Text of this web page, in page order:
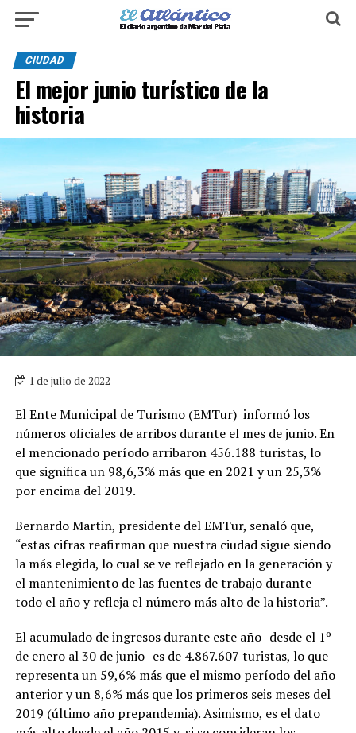
CIUDAD
El mejor junio turístico de la
historia
1 de julio de 2022
El Ente Municipal de Turismo (EMTur) informó los
números oficiales de arribos durante el mes de junio. En
el mencionado período arribaron 456.188 turistas, lo
que significa un 98,6,3% más que en 2021 y un 25,3%
por encima del 2019.
Bernardo Martin, presidente del EMTur, señaló que,
“estas cifras reafirman que nuestra ciudad sigue siendo
la más elegida, lo cual se ve reflejado en la generación y
el mantenimiento de las fuentes de trabajo durante
todo el año y refleja el número más alto de la historia”.
El acumulado de ingresos durante este año -desde el 1º
de enero al 30 de junio- es de 4.867.607 turistas, lo que
representa un 59,6% más que el mismo período del año
anterior y un 8,6% más que los primeros seis meses del
2019 (último año prepandemia). Asimismo, es el dato